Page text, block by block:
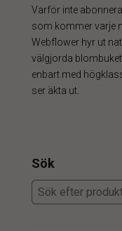
Varför inte
som kommer varje
Webflower hyr ut
välgjorda
enbart med
ser äkta ut.
Sök